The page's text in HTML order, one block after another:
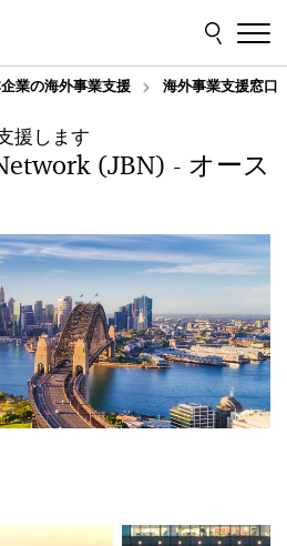
企業の海外事業支援 海外事業支援窓口
援します
(JBN) - オース